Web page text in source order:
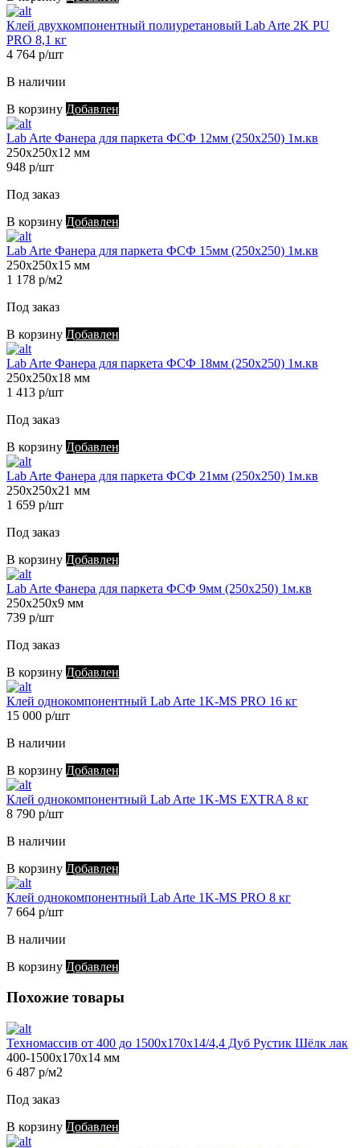
Клей двухкомпонентный полиуретановый Lab Arte 2K PU
PRO 8,1 кг
4 764 р/шт
В наличии
В корзину Добавлен
Lab Arte Фанера для паркета ФСФ 12мм (250х250) 1м.кв
250х250х12 мм
948 р/шт
Под заказ
В корзину Добавлен
Lab Arte Фанера для паркета ФСФ 15мм (250х250) 1м.кв
250х250х15 мм
1 178 р/м2
Под заказ
В корзину Добавлен
Lab Arte Фанера для паркета ФСФ 18мм (250х250) 1м.кв
250х250х18 мм
1 413 р/шт
Под заказ
В корзину Добавлен
Lab Arte Фанера для паркета ФСФ 21мм (250х250) 1м.кв
250х250х21 мм
1 659 р/шт
Под заказ
В корзину Добавлен
Lab Arte Фанера для паркета ФСФ 9мм (250х250) 1м.кв
250х250х9 мм
739 р/шт
Под заказ
В корзину Добавлен
Клей однокомпонентный Lab Arte 1K-MS PRO 16 кг
15 000 р/шт
В наличии
В корзину Добавлен
Клей однокомпонентный Lab Arte 1K-MS EXTRA 8 кг
8 790 р/шт
В наличии
В корзину Добавлен
Клей однокомпонентный Lab Arte 1K-MS PRO 8 кг
7 664 р/шт
В наличии
В корзину Добавлен
Похожие товары
Техномассив от 400 до 1500х170х14/4,4 Дуб Рустик Шёлк лак
400-1500х170х14 мм
6 487 р/м2
Под заказ
В корзину Добавлен